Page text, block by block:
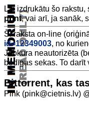
Lai izdrukātu šo
print, vai arī, ja sanāk,
Šī raksta on-line
id=12349003, no
Jebkura neautorizēta
bēdīgas sekas. To darīt
Bittorrent, kas
Pink (pink@cietnis.lv)